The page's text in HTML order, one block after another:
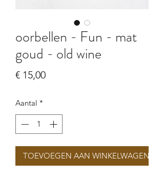
oorbellen - Fun - mat
goud - old wine
€ 15,00Prijs
Aantal *
TOEVOEGEN AAN WINKELWAGEN